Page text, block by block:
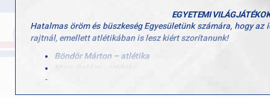
EGYETEMI
Hatalmas öröm és büszkeség Egyesületünk számára, hogy
rajtnál, emellett atlétikában is lesz kiért szorítanunk!
Böndör Márton – atlétika
Csizmadia Ádám – evezés